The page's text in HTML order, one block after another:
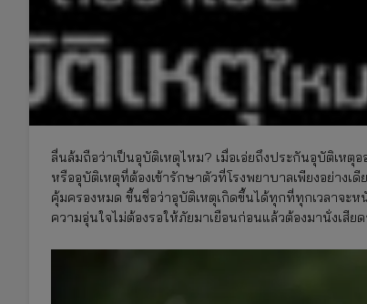
ลื่นล้มถือว่าเป็นอุบัติเหตุไหม? เมื่อเอ่ยถึงประกันอุบัติเหตุ
หรืออุบัติเหตุที่ต้องเข้ารักษาตัวที่โรงพยาบาลเพียงอย่าง
คุ้มครองหมด ขึ้นชื่อว่าอุบัติเหตุเกิดขึ้นได้ทุกที่ทุกเวลาจะ
ความอุ่นใจไม่ต้องรอให้ภัยมาเยือนก่อนแล้วต้องมานั่งเสีย